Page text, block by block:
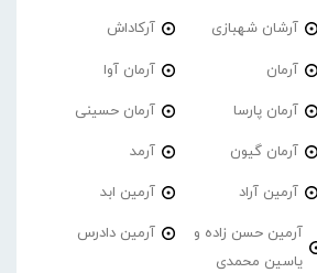
آرشان شهبازی آرکاداش
آرمان آرمان آوا
آرمان پارسا آرمان حسینی
آرمان گیون آرمد
آرمین آراد آرمین ابد
آرمین حسن زاده و
یاسین محمدی
آرمین دادرس